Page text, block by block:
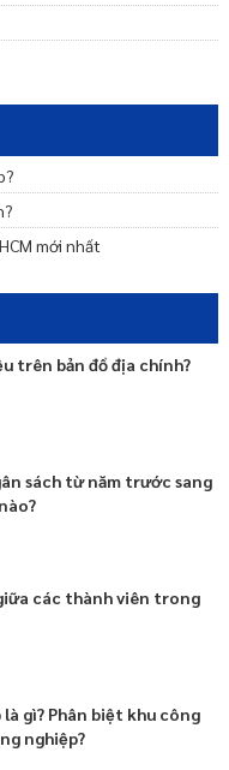
mới nhất
trên bản đồ địa chính?
sách từ năm trước sang
các thành viên trong
gì? Phân biệt khu công
nghiệp?